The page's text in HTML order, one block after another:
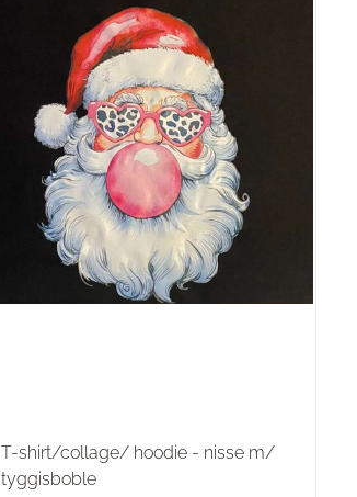
T-shirt/collage/ hoodie - nisse m/
tyggisboble